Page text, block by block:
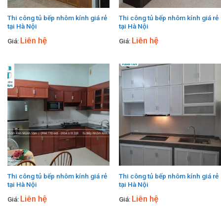
Thi công tủ bếp nhôm kính giá rẻ
tại Hà Nội
Giá: Liên hệ
Thi công tủ bếp nhôm kính giá rẻ
tại Hà Nội
Giá: Liên hệ
Thi công tủ bếp nhôm kính giá rẻ
tại Hà Nội
Giá: Liên hệ
Thi công tủ bếp nhôm kính giá rẻ
tại Hà Nội
Giá: Liên hệ